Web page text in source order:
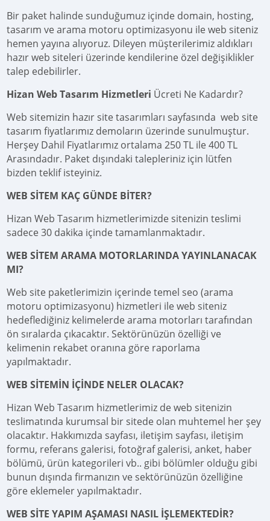
Bir paket halinde sunduğumuz içinde domain, hosting,
tasarım ve arama motoru optimizasyonu ile web siteniz
hemen yayına alıyoruz. Dileyen müşterilerimiz aldıkları
hazır web siteleri üzerinde kendilerine özel değişiklikler
talep edebilirler.
Hizan Web Tasarım Hizmetleri Ücreti Ne Kadardır?
Web sitemizin hazır site tasarımları sayfasında web site
tasarım fiyatlarımız demoların üzerinde sunulmuştur.
Herşey Dahil Fiyatlarımız ortalama 250 TL ile 400 TL
Arasındadır. Paket dışındaki talepleriniz için lütfen
bizden teklif isteyiniz.
WEB SİTEM KAÇ GÜNDE BİTER?
Hizan Web Tasarım hizmetlerimizde sitenizin teslimi
sadece 30 dakika içinde tamamlanmaktadır.
WEB SİTEM ARAMA MOTORLARINDA YAYINLANACAK
MI?
Web site paketlerimizin içerinde temel seo (arama
motoru optimizasyonu) hizmetleri ile web siteniz
hedeflediğiniz kelimelerde arama motorları tarafından
ön sıralarda çıkacaktır. Sektörünüzün özelliği ve
kelimenin rekabet oranına göre raporlama
yapılmaktadır.
WEB SİTEMİN İÇİNDE NELER OLACAK?
Hizan Web Tasarım hizmetlerimiz de web sitenizin
teslimatında kurumsal bir sitede olan muhtemel her şey
olacaktır. Hakkımızda sayfası, iletişim sayfası, iletişim
formu, referans galerisi, fotoğraf galerisi, anket, haber
bölümü, ürün kategorileri vb.. gibi bölümler olduğu gibi
bunun dışında firmanızın ve sektörünüzün özelliğine
göre eklemeler yapılmaktadır.
WEB SİTE YAPIM AŞAMASI NASIL İŞLEMEKTEDİR?